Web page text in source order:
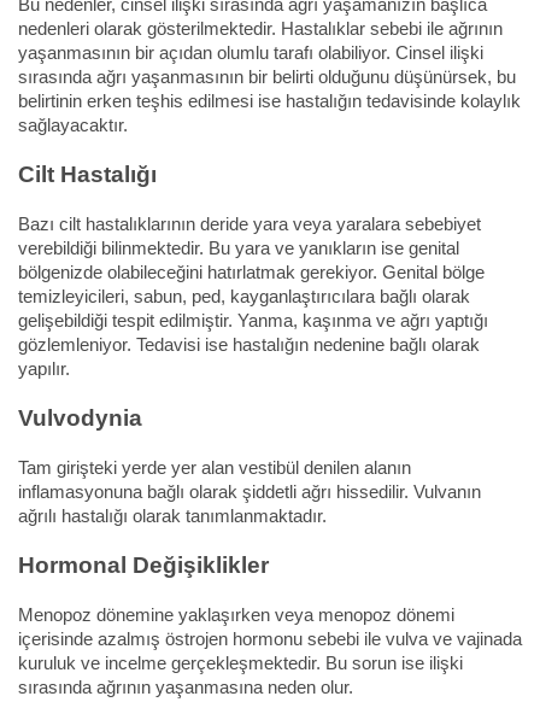
Bu nedenler, cinsel ilişki sırasında ağrı yaşamanızın başlıca
nedenleri olarak gösterilmektedir. Hastalıklar sebebi ile ağrının
yaşanmasının bir açıdan olumlu tarafı olabiliyor. Cinsel ilişki
sırasında ağrı yaşanmasının bir belirti olduğunu düşünürsek, bu
belirtinin erken teşhis edilmesi ise hastalığın tedavisinde kolaylık
sağlayacaktır.
Cilt Hastalığı
Bazı cilt hastalıklarının deride yara veya yaralara sebebiyet
verebildiği bilinmektedir. Bu yara ve yanıkların ise genital
bölgenizde olabileceğini hatırlatmak gerekiyor. Genital bölge
temizleyicileri, sabun, ped, kayganlaştırıcılara bağlı olarak
gelişebildiği tespit edilmiştir. Yanma, kaşınma ve ağrı yaptığı
gözlemleniyor. Tedavisi ise hastalığın nedenine bağlı olarak
yapılır.
Vulvodynia
Tam girişteki yerde yer alan vestibül denilen alanın
inflamasyonuna bağlı olarak şiddetli ağrı hissedilir. Vulvanın
ağrılı hastalığı olarak tanımlanmaktadır.
Hormonal Değişiklikler
Menopoz dönemine yaklaşırken veya menopoz dönemi
içerisinde azalmış östrojen hormonu sebebi ile vulva ve vajinada
kuruluk ve incelme gerçekleşmektedir. Bu sorun ise ilişki
sırasında ağrının yaşanmasına neden olur.